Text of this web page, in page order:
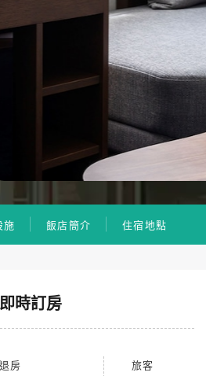
施 飯店簡介 住宿地點
即時訂房
退房
旅客